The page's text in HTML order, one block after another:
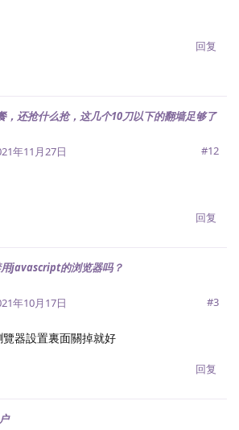
回复
还抢什么抢，这几个10刀以下的翻墙足够了
年11月27日 #12
回复
javascript的浏览器吗？
年10月17日 #3
器設置裏面關掉就好
回复